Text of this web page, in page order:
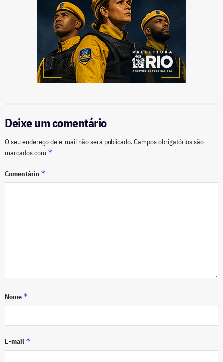
Deixe um comentário
O seu endereço de e-mail não será publicado.Campos obrigatórios são
marcados com *
Comentário *
Nome *
E-mail *